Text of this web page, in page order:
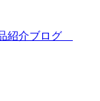
紹介ブログ